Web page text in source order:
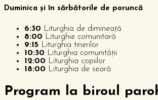
Duminica și în sărbătorile de poruncă
6:30 Liturghia de dimineață
8:00 Liturghie comunitară
9:15 Liturghia tinerilor
10:30 Liturghia comunității
12:00 Liturghia copiilor
18:00 Liturghia de seară
Program la biroul